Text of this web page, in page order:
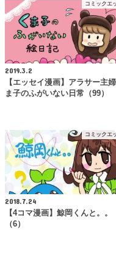
コミックエ
2019.3.2
【エッセイ漫画】アラサー主婦
ま子のふがいない日常（99）
コミックエ
2018.7.24
【4コマ漫画】鯨岡くんと。。
（6）